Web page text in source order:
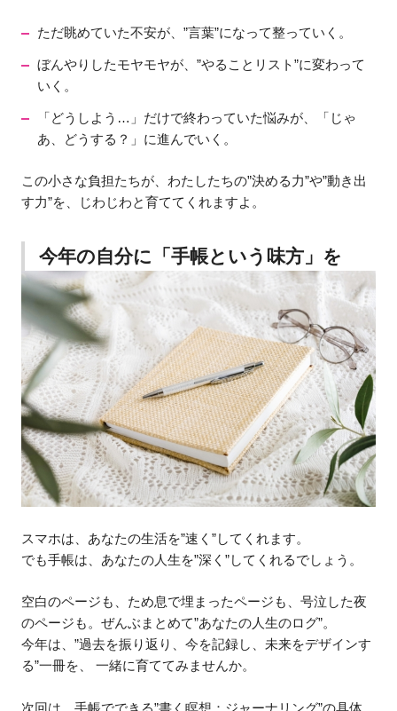
ただ眺めていた不安が、”言葉”になって整っていく。
ぼんやりしたモヤモヤが、”やることリスト”に変わって
いく。
「どうしよう…」だけで終わっていた悩みが、「じゃ
あ、どうする？」に進んでいく。
この小さな負担たちが、わたしたちの”決める力”や”動き出
す力”を、じわじわと育ててくれますよ。
今年の自分に「手帳という味方」を
スマホは、あなたの生活を”速く”してくれます。
でも手帳は、あなたの人生を”深く”してくれるでしょう。
空白のページも、ため息で埋まったページも、号泣した夜
のページも。ぜんぶまとめて”あなたの人生のログ”。
今年は、”過去を振り返り、今を記録し、未来をデザインす
る”一冊を、 一緒に育ててみませんか。
次回は、手帳でできる”書く瞑想：ジャーナリング”の具体